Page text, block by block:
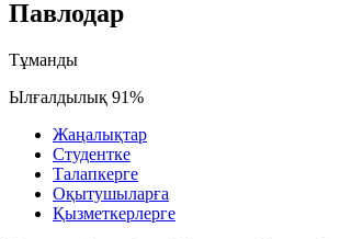
Павлодар
Тұманды
Ылғалдылық 91%
Жаңалықтар
Студентке
Талапкерге
Оқытушыларға
Қызметкерлерге